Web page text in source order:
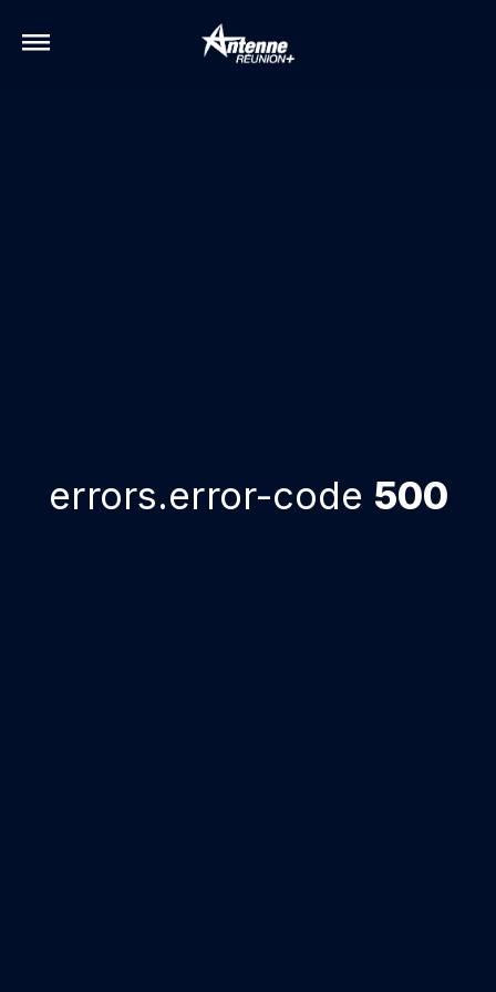
errors.error-code 500